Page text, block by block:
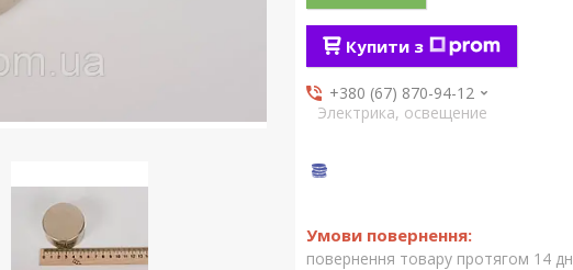
Купити з
+380 (67) 870-94-12
Электрика, освещение
повернення товару протягом 14